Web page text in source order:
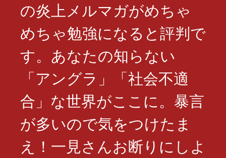
の炎上メルマガがめちゃ
めちゃ勉強になると評判で
す。あなたの知らない
「アングラ」「社会不適
合」な世界がここに。暴言
が多いので気をつけたま
え！一見さんお断りにしよ